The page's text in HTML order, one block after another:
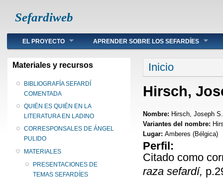
Sefardiweb
Main menu
EL PROYECTO APRENDER SOBRE LOS SEFARDÍES
Materiales y recursos
BIBLIOGRAFÍA SEFARDÍ
COMENTADA
QUIÉN ES QUIÉN EN LA
LITERATURA EN LADINO
CORRESPONSALES DE ÁNGEL
PULIDO
MATERIALES
PRESENTACIONES DE
TEMAS SEFARDÍES
Se encuentra
Inicio
Hirsch,
Nombre: Hirsch, Joseph S.
Variantes del nombre:
Lugar: Amberes (Bélgica)
Perfil:
Citado como
raza sefardí,